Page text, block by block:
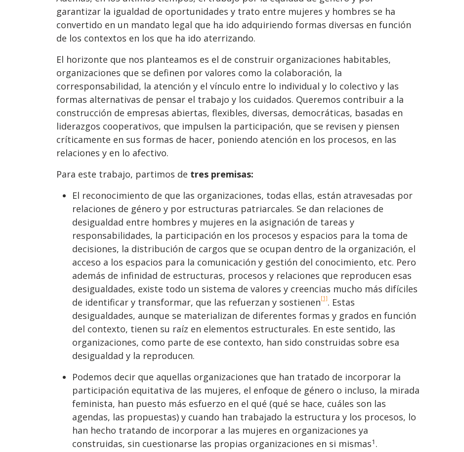
garantizar la igualdad de oportunidades y trato entre mujeres y hombres se ha
convertido en un mandato legal que ha ido adquiriendo formas diversas en función
de los contextos en los que ha ido aterrizando.
El horizonte que nos planteamos es el de construir organizaciones habitables,
organizaciones que se definen por valores como la colaboración, la
corresponsabilidad, la atención y el vínculo entre lo individual y lo colectivo y las
formas alternativas de pensar el trabajo y los cuidados. Queremos contribuir a la
construcción de empresas abiertas, flexibles, diversas, democráticas, basadas en
liderazgos cooperativos, que impulsen la participación, que se revisen y piensen
críticamente en sus formas de hacer, poniendo atención en los procesos, en las
relaciones y en lo afectivo.
Para este trabajo, partimos de tres premisas:
El reconocimiento de que las organizaciones, todas ellas, están atravesadas por
relaciones de género y por estructuras patriarcales. Se dan relaciones de
desigualdad entre hombres y mujeres en la asignación de tareas y
responsabilidades, la participación en los procesos y espacios para la toma de
decisiones, la distribución de cargos que se ocupan dentro de la organización, el
acceso a los espacios para la comunicación y gestión del conocimiento, etc. Pero
además de infinidad de estructuras, procesos y relaciones que reproducen esas
desigualdades, existe todo un sistema de valores y creencias mucho más difíciles
de identificar y transformar, que las refuerzan y sostienen[1]. Estas
desigualdades, aunque se materializan de diferentes formas y grados en función
del contexto, tienen su raíz en elementos estructurales. En este sentido, las
organizaciones, como parte de ese contexto, han sido construidas sobre esa
desigualdad y la reproducen.
Podemos decir que aquellas organizaciones que han tratado de incorporar la
participación equitativa de las mujeres, el enfoque de género o incluso, la mirada
feminista, han puesto más esfuerzo en el qué (qué se hace, cuáles son las
agendas, las propuestas) y cuando han trabajado la estructura y los procesos, lo
han hecho tratando de incorporar a las mujeres en organizaciones ya
construidas, sin cuestionarse las propias organizaciones en si mismas1 .